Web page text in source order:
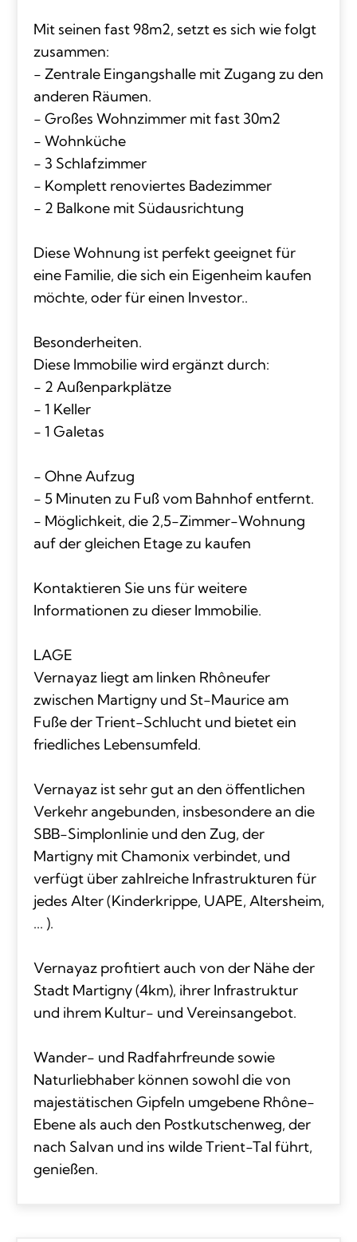
Mit seinen fast 98m2, setzt es sich wie folgt
zusammen:
- Zentrale Eingangshalle mit Zugang zu den
anderen Räumen.
- Großes Wohnzimmer mit fast 30m2
- Wohnküche
- 3 Schlafzimmer
- Komplett renoviertes Badezimmer
- 2 Balkone mit Südausrichtung
Diese Wohnung ist perfekt geeignet für
eine Familie, die sich ein Eigenheim kaufen
möchte, oder für einen Investor..
Besonderheiten.
Diese Immobilie wird ergänzt durch:
- 2 Außenparkplätze
- 1 Keller
- 1 Galetas
- Ohne Aufzug
- 5 Minuten zu Fuß vom Bahnhof entfernt.
- Möglichkeit, die 2,5-Zimmer-Wohnung
auf der gleichen Etage zu kaufen
Kontaktieren Sie uns für weitere
Informationen zu dieser Immobilie.
LAGE
Vernayaz liegt am linken Rhôneufer
zwischen Martigny und St-Maurice am
Fuße der Trient-Schlucht und bietet ein
friedliches Lebensumfeld.
Vernayaz ist sehr gut an den öffentlichen
Verkehr angebunden, insbesondere an die
SBB-Simplonlinie und den Zug, der
Martigny mit Chamonix verbindet, und
verfügt über zahlreiche Infrastrukturen für
jedes Alter (Kinderkrippe, UAPE, Altersheim,
... ).
Vernayaz profitiert auch von der Nähe der
Stadt Martigny (4km), ihrer Infrastruktur
und ihrem Kultur- und Vereinsangebot.
Wander- und Radfahrfreunde sowie
Naturliebhaber können sowohl die von
majestätischen Gipfeln umgebene Rhône-
Ebene als auch den Postkutschenweg, der
nach Salvan und ins wilde Trient-Tal führt,
genießen.